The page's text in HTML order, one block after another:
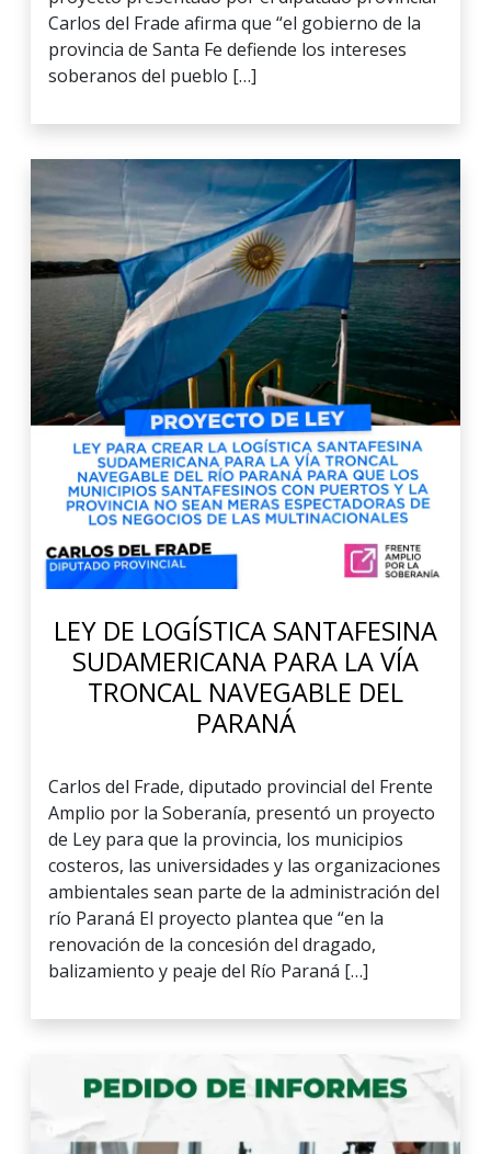
Carlos del Frade afirma que “el gobierno de la
provincia de Santa Fe defiende los intereses
soberanos del pueblo […]
LEY DE LOGÍSTICA SANTAFESINA
SUDAMERICANA PARA LA VÍA
TRONCAL NAVEGABLE DEL
PARANÁ
Carlos del Frade, diputado provincial del Frente
Amplio por la Soberanía, presentó un proyecto
de Ley para que la provincia, los municipios
costeros, las universidades y las organizaciones
ambientales sean parte de la administración del
río Paraná El proyecto plantea que “en la
renovación de la concesión del dragado,
balizamiento y peaje del Río Paraná […]